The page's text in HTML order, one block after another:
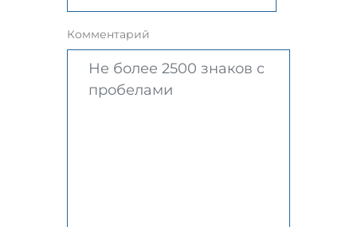
Комментарий